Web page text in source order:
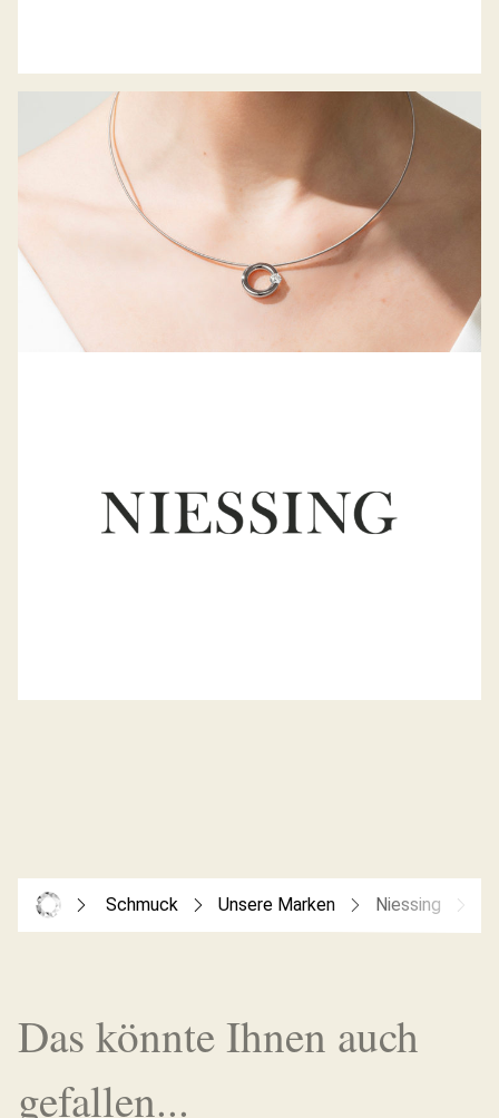
Schmuck Unsere Marken Niessing
Das könnte Ihnen auch
gefallen...